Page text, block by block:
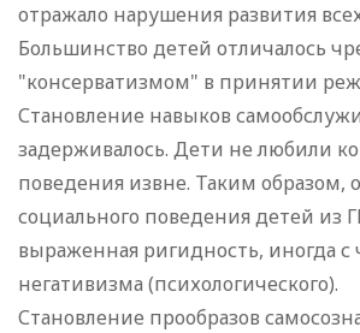
отражало нарушения развития
Большинство детей отличалось
"консерватизмом" в принятии
Становление навыков
задерживалось. Дети не любили
поведения извне. Таким образом,
социального поведения детей из
выраженная ригидность, иногда с
негативизма (психологического).
Становление прообразов